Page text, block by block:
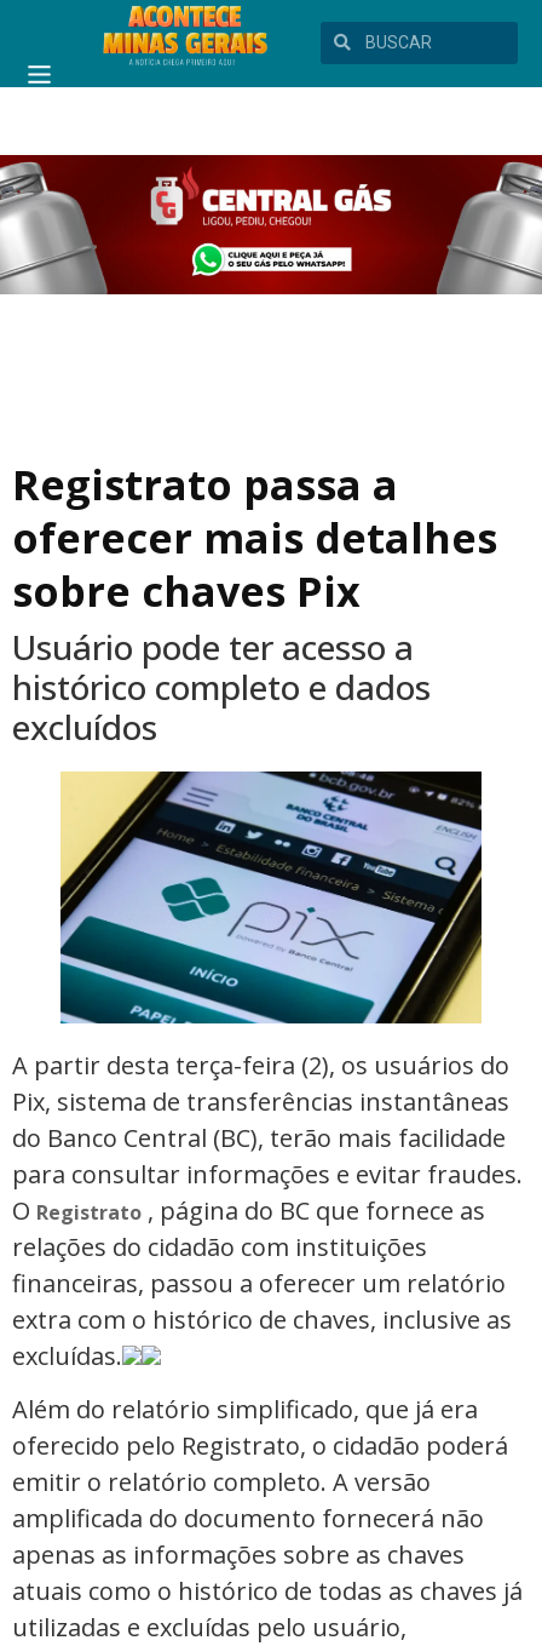
Registrato passa a
oferecer mais detalhes
sobre chaves Pix
Usuário pode ter acesso a
histórico completo e dados
excluídos
A partir desta terça-feira (2), os usuários do
Pix, sistema de transferências instantâneas
do Banco Central (BC), terão mais facilidade
para consultar informações e evitar fraudes.
O Registrato , página do BC que fornece as
relações do cidadão com instituições
financeiras, passou a oferecer um relatório
extra com o histórico de chaves, inclusive as
excluídas.
Além do relatório simplificado, que já era
oferecido pelo Registrato, o cidadão poderá
emitir o relatório completo. A versão
amplificada do documento fornecerá não
apenas as informações sobre as chaves
atuais como o histórico de todas as chaves já
utilizadas e excluídas pelo usuário,